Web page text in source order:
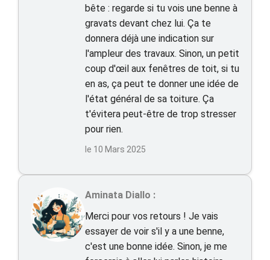
bête : regarde si tu vois une benne à
gravats devant chez lui. Ça te
donnera déjà une indication sur
l'ampleur des travaux. Sinon, un petit
coup d'œil aux fenêtres de toit, si tu
en as, ça peut te donner une idée de
l'état général de sa toiture. Ça
t'évitera peut-être de trop stresser
pour rien.
le 10 Mars 2025
Aminata Diallo :
Merci pour vos retours ! Je vais
essayer de voir s'il y a une benne,
c'est une bonne idée. Sinon, je me